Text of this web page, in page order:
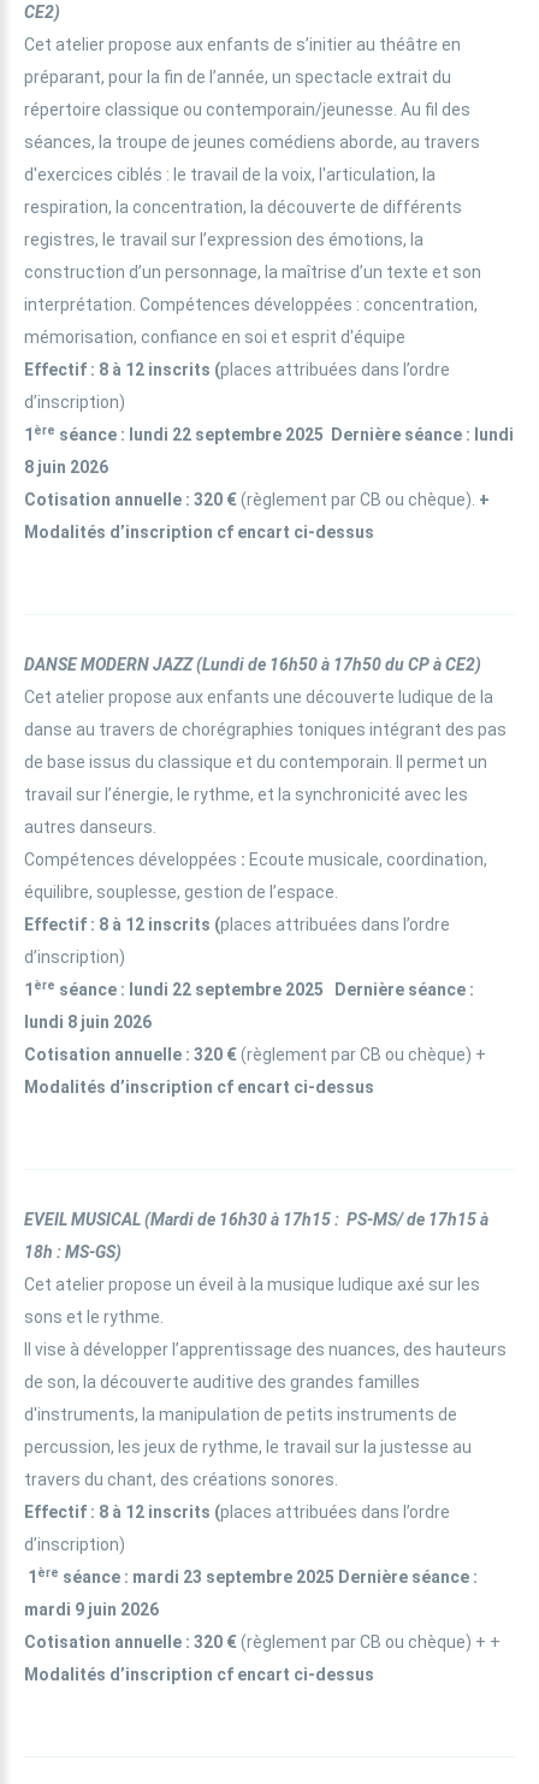
CE2)
Cet atelier propose aux enfants de s’initier au théâtre en
préparant, pour la fin de l’année, un spectacle extrait du
répertoire classique ou contemporain/jeunesse. Au fil des
séances, la troupe de jeunes comédiens aborde, au travers
d'exercices ciblés : le travail de la voix, l'articulation, la
respiration, la concentration, la découverte de différents
registres, le travail sur l’expression des émotions, la
construction d’un personnage, la maîtrise d’un texte et son
interprétation. Compétences développées : concentration,
mémorisation, confiance en soi et esprit d'équipe
Effectif : 8 à 12 inscrits (places attribuées dans l’ordre
d’inscription)
1 ère séance : lundi 22 septembre 2025 Dernière séance : lundi
8 juin 2026
Cotisation annuelle : 320 €(règlement par CB ou chèque). +
Modalités d’inscription cf encart ci-dessus
DANSE MODERN JAZZ(Lundi de 16h50 à 17h50 du CP à CE2)
Cet atelier propose aux enfants une découverte ludique de la
danse au travers de chorégraphies toniques intégrant des pas
de base issus du classique et du contemporain. Il permet un
travail sur l’énergie, le rythme, et la synchronicité avec les
autres danseurs.
Compétences développées : Ecoute musicale, coordination,
équilibre, souplesse, gestion de l’espace.
Effectif : 8 à 12 inscrits (places attribuées dans l’ordre
d’inscription)
1 ère séance : lundi 22 septembre 2025 Dernière séance :
lundi 8 juin 2026
Cotisation annuelle : 320 €(règlement par CB ou chèque) +
Modalités d’inscription cf encart ci-dessus
EVEIL MUSICAL(Mardi de 16h30 à 17h15 : PS-MS/ de 17h15 à
18h : MS-GS)
Cet atelier propose un éveil à la musique ludique axé sur les
sons et le rythme.
Il vise à développer l’apprentissage des nuances, des hauteurs
de son, la découverte auditive des grandes familles
d'instruments, la manipulation de petits instruments de
percussion, les jeux de rythme, le travail sur la justesse au
travers du chant, des créations sonores.
Effectif : 8 à 12 inscrits (places attribuées dans l’ordre
d’inscription)
1 ère séance : mardi 23 septembre 2025 Dernière séance :
mardi 9 juin 2026
Cotisation annuelle : 320 €(règlement par CB ou chèque) + +
Modalités d’inscription cf encart ci-dessus